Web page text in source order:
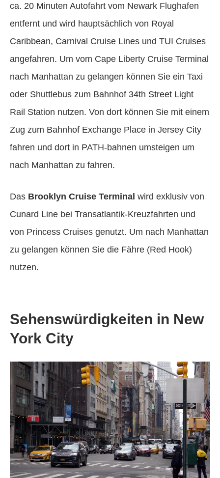
ca. 20 Minuten Autofahrt vom Newark Flughafen
entfernt und wird hauptsächlich von Royal
Caribbean, Carnival Cruise Lines und TUI Cruises
angefahren. Um vom Cape Liberty Cruise Terminal
nach Manhattan zu gelangen können Sie ein Taxi
oder Shuttlebus zum Bahnhof 34th Street Light
Rail Station nutzen. Von dort können Sie mit einem
Zug zum Bahnhof Exchange Place in Jersey City
fahren und dort in PATH-bahnen umsteigen um
nach Manhattan zu fahren.
Das Brooklyn Cruise Terminal wird exklusiv von
Cunard Line bei Transatlantik-Kreuzfahrten und
von Princess Cruises genutzt. Um nach Manhattan
zu gelangen können Sie die Fähre (Red Hook)
nutzen.
Sehenswürdigkeiten in New
York City